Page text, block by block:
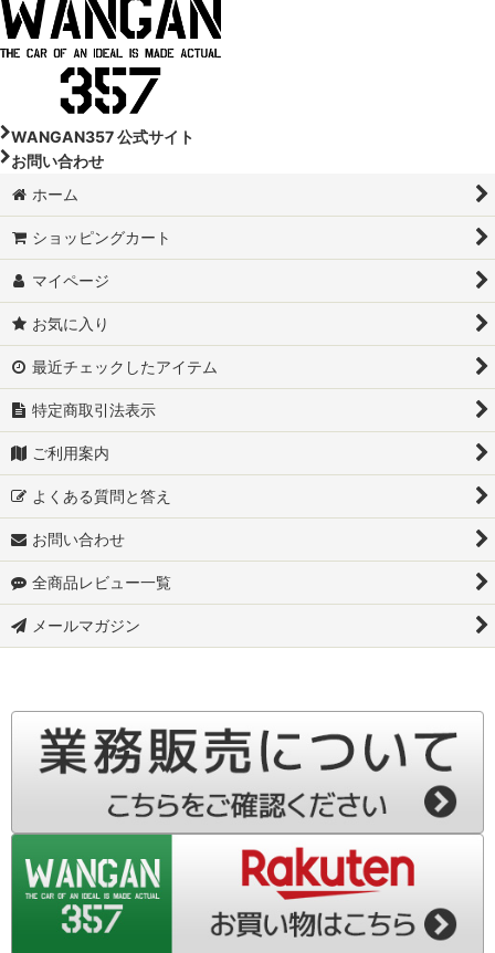
DA17V-スズキ エブリイ
DA64V-スズキ エブリイ
DA17W-スズキ エブリイワゴン
DA64W-スズキ エブリイワゴン
DA16T-スズキ スーパーキャリイ
DA63T-スズキ キャリイトラック
DA65T-スズキ キャリイトラック
JB64W-スズキ ジムニー
JB74W-スズキ ジムニー シエラ
JC74W-スズキ ジムニーノマド
MR92S-スズキ ハスラー
S700W-スズキ アトレーデッキバン
▼ダイハツ
S710W-ダイハツ アトレーデッキバン
S710V-ダイハツ アトレー
S500P-ダイハツ ハイゼット トラック
S510P-ダイハツ ハイゼット トラック
S200系-ダイハツ ハイゼット トラック
WANGAN357 公式サイト
お問い合わせ
ホーム
ショッピングカート
マイページ
お気に入り
最近チェックしたアイテム
特定商取引法表示
ご利用案内
よくある質問と答え
お問い合わせ
全商品レビュー一覧
メールマガジン